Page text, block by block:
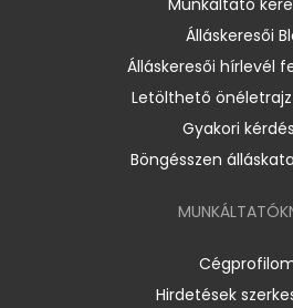
Álláskeresői
Álláskeresői hírlevél
Letölthető
Gyakori
Böngésszen
Hirdetések